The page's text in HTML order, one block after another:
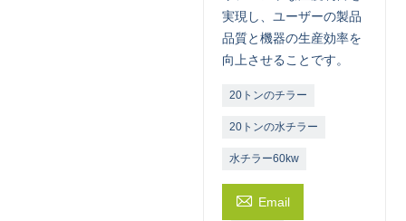
実現し、ユーザーの製品
品質と機器の生産効率を
向上させることです。
20トンのチラー
20トンの水チラー
水チラー60kw
 Email